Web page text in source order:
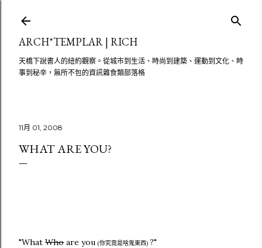
ARCH*TEMPLAR | RICH
天橋下說書人的紐約觀察。從城市到生活、時尚到建築、運動到文化、時
事到秘辛，無所不包的資訊雜食類部落格
11月 01, 2008
WHAT ARE YOU?
"What Who are you (你究竟是啥鬼東西) ?"